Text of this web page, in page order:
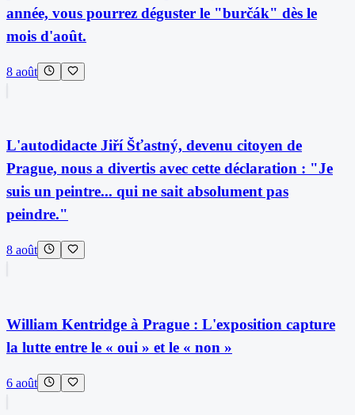
année, vous pourrez déguster le "burčák" dès le
mois d'août.
8 août
L'autodidacte Jiří Šťastný, devenu citoyen de
Prague, nous a divertis avec cette déclaration : "Je
suis un peintre... qui ne sait absolument pas
peindre."
8 août
William Kentridge à Prague : L'exposition capture
la lutte entre le « oui » et le « non »
6 août